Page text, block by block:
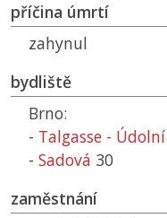
příčina úmrtí
zahynul
bydliště
Brno:
- Talgasse - Údolní
- Sadová 30
zaměstnání